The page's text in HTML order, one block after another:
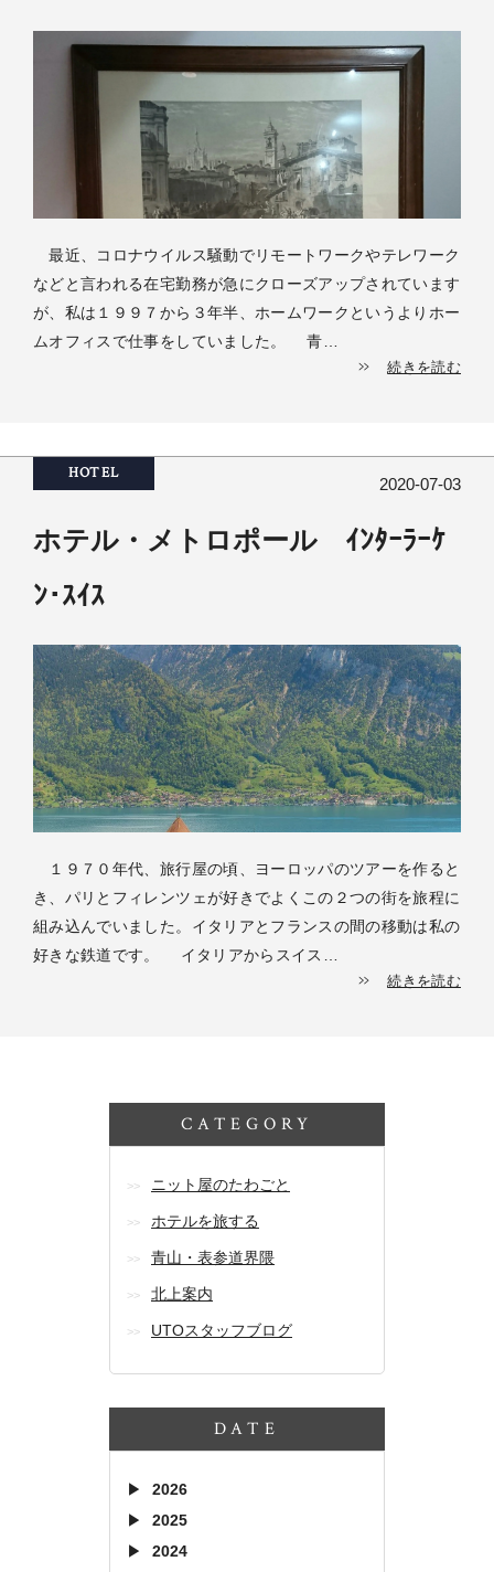
最近、コロナウイルス騒動でリモートワークやテレワーク
などと言われる在宅勤務が急にクローズアップされています
が、私は１９９７から３年半、ホームワークというよりホー
ムオフィスで仕事をしていました。 青…
続きを読む
HOTEL
2020-07-03
ホテル・メトロポール ｲﾝﾀｰﾗｰｹ
ﾝ･ｽｲｽ
１９７０年代、旅行屋の頃、ヨーロッパのツアーを作ると
き、パリとフィレンツェが好きでよくこの２つの街を旅程に
組み込んでいました。イタリアとフランスの間の移動は私の
好きな鉄道です。 イタリアからスイス…
続きを読む
CATEGORY
ニット屋のたわごと
ホテルを旅する
青山・表参道界隈
北上案内
UTOスタッフブログ
DATE
2026
2025
2024